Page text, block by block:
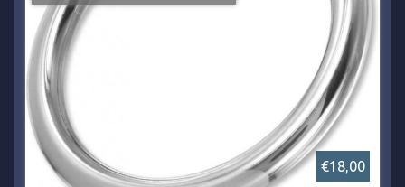
€18,00